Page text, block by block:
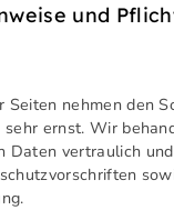
und
Seiten nehmen den
ernst. Wir
Daten vertraulich